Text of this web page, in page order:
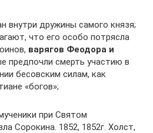
внутри дружины самого князя;
что его особо потрясла
варягов Феодора и
предпочли смерть участию в
бесовским силам, как
«богов»;
при Святом
Сорокина. 1852, 1852г. Холст,